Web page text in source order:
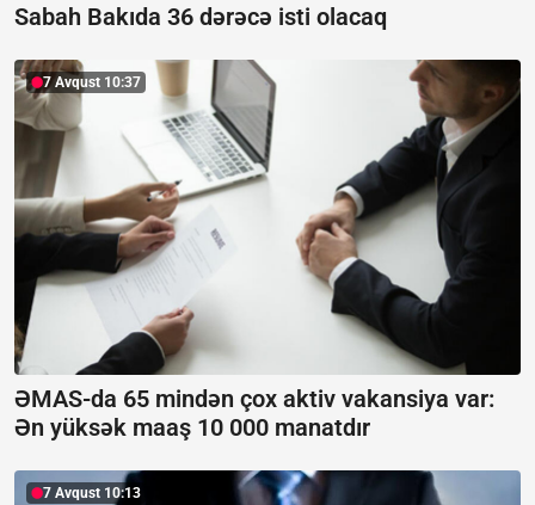
Sabah Bakıda 36 dərəcə isti olacaq
7 Avqust 10:37
ƏMAS-da 65 mindən çox aktiv vakansiya var:
Ən yüksək maaş 10 000 manatdır
7 Avqust 10:13